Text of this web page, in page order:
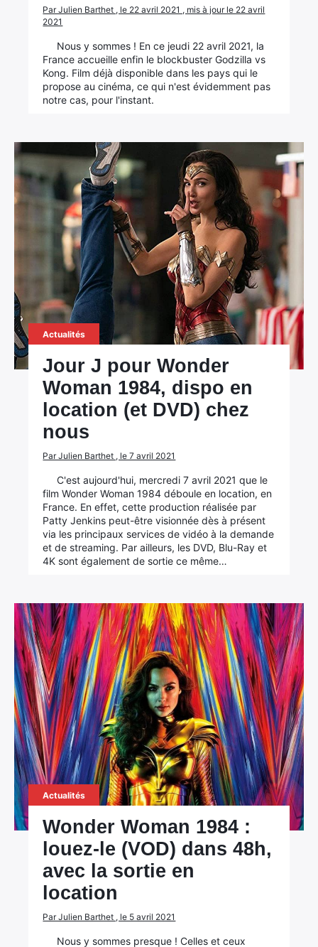
Par Julien Barthet , le 22 avril 2021 , mis à jour le 22 avril
2021
Nous y sommes ! En ce jeudi 22 avril 2021, la
France accueille enfin le blockbuster Godzilla vs
Kong. Film déjà disponible dans les pays qui le
propose au cinéma, ce qui n'est évidemment pas
notre cas, pour l'instant.
Actualités
Jour J pour Wonder
Woman 1984, dispo en
location (et DVD) chez
nous
Par Julien Barthet , le 7 avril 2021
C'est aujourd'hui, mercredi 7 avril 2021 que le
film Wonder Woman 1984 déboule en location, en
France. En effet, cette production réalisée par
Patty Jenkins peut-être visionnée dès à présent
via les principaux services de vidéo à la demande
et de streaming. Par ailleurs, les DVD, Blu-Ray et
4K sont également de sortie ce même…
Actualités
Wonder Woman 1984 :
louez-le (VOD) dans 48h,
avec la sortie en
location
Par Julien Barthet , le 5 avril 2021
Nous y sommes presque ! Celles et ceux